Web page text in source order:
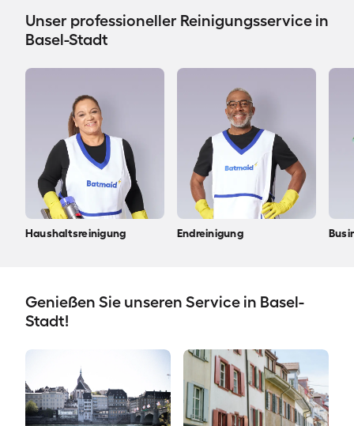
Unser professioneller Reinigungsservice in
Basel-Stadt
Haushaltsreinigung Endreinigung
Genießen Sie unseren Service in Basel-
Stadt!